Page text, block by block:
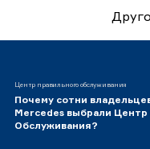
Центр правильного обслуживания
Почему сотни
Mercedes выбрали Центр
Обслуживания?